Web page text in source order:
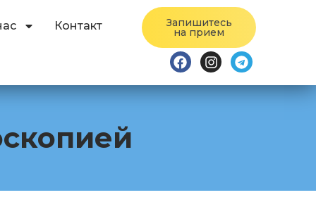
Контакт Запишитесь
на прием